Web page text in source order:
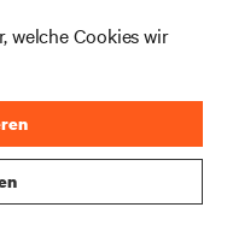
welche Cookies wir